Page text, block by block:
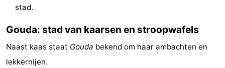
Den
-
stad.
Gouda: stad van kaarsen en stroopwafels
Naast kaas staat Gouda bekend om haar ambachten en
lekkernijen.